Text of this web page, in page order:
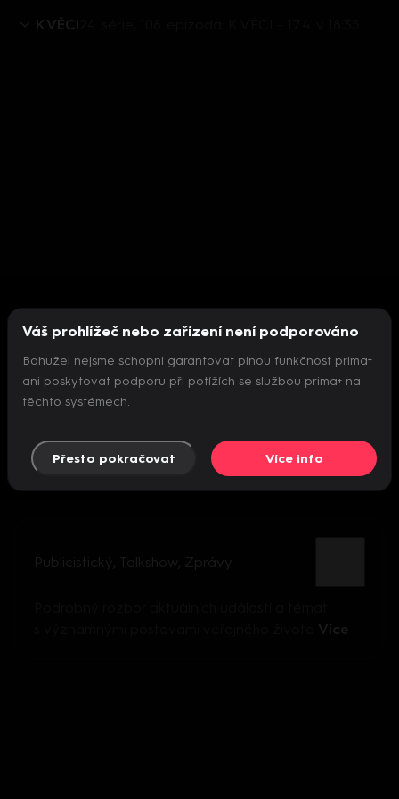
K VĚCI
Nepodařilo se inicializovat přehrávač
Publicistický Talkshow Zprávy
Více
Váš prohlížeč nebo zařízení není podporováno
Bohužel nejsme schopni garantovat plnou funkčnost prima+
ani poskytovat podporu při potížích se službou prima+ na
těchto systémech.
Přesto pokračovat Více info